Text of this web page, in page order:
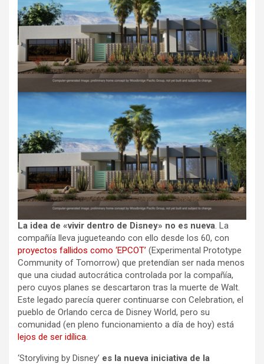
La idea de «vivir dentro de Disney» no es nueva. La
compañía lleva jugueteando con ello desde los 60, con
proyectos fallidos como ‘EPCOT’ (Experimental Prototype
Community of Tomorrow) que pretendían ser nada menos
que una ciudad autocrática controlada por la compañía,
pero cuyos planes se descartaron tras la muerte de Walt.
Este legado parecía querer continuarse con Celebration, el
pueblo de Orlando cerca de Disney World, pero su
comunidad (en pleno funcionamiento a día de hoy) está
lejos de ser idílica.
‘Storyliving by Disney’ es la nueva iniciativa de la